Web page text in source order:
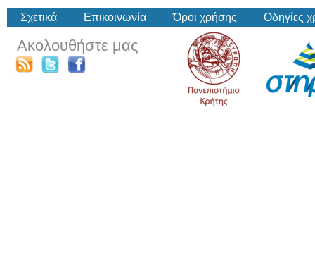
Σχετικά Επικοινωνία Όροι χρήσης Οδηγίες
Ακολουθήστε μας